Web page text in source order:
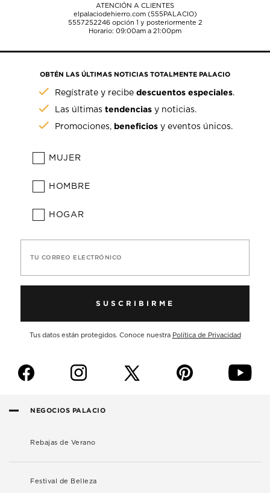
ATENCIÓN A CLIENTES
elpalaciodehierro.com (555PALACIO)
5557252246opción 1 y posteriormente 2
Horario: 09:00am a 21:00pm
OBTÉN LAS ÚLTIMAS NOTICIAS TOTALMENTE PALACIO
Regístrate y recibedescuentos especiales.
Las últimastendencias y noticias.
Promociones, beneficios y eventos únicos.
MUJER
HOMBRE
HOGAR
TU CORREO ELECTRÓNICO
SUSCRIBIRME
Tus datos están protegidos. Conoce nuestra Política de Privacidad
f i p y
NEGOCIOS PALACIO
Rebajas de Verano
Festival de Belleza